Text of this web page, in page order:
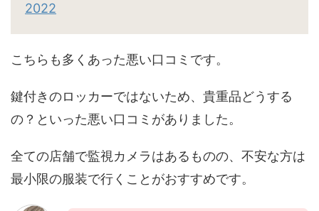
2022
こちらも多くあった悪い口コミです。
鍵付きのロッカーではないため、貴重品どうする
の？といった悪い口コミがありました。
全ての店舗で監視カメラはあるものの、不安な方は
最小限の服装で行くことがおすすめです。